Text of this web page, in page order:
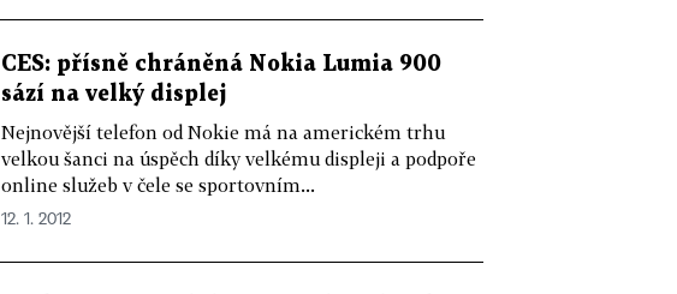
CES: přísně chráněná Nokia Lumia 900
sází na velký displej
Nejnovější telefon od Nokie má na americkém trhu
velkou šanci na úspěch díky velkému displeji a podpoře
online služeb v čele se sportovním...
12. 1. 2012